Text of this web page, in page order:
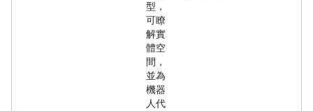
型，
可瞭
解實
體空
間，
並為
機器
人代